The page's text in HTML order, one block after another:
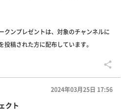
ンプレゼントは、対象のチャンネルに
投稿された方に配布しています。
クト
2024年03月25日 17:56